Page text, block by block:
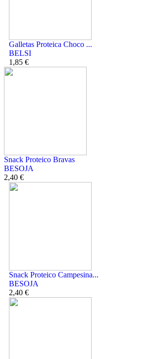
Galletas Proteica Choco ...
BELSI
1,85 €
Snack Proteico Bravas
BESOJA
2,40 €
Snack Proteico Campesina...
BESOJA
2,40 €